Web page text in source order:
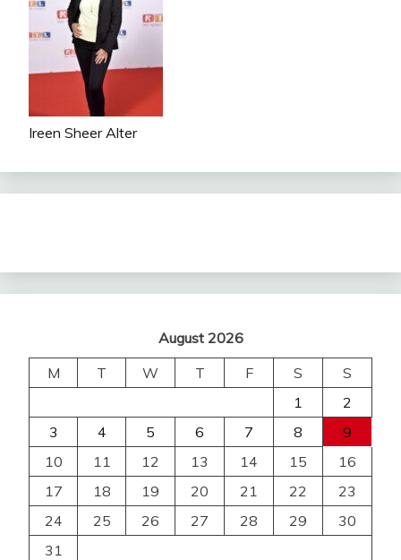
Ireen Sheer Alter
August 2026
M
T W T F S
S
1
2
3
4 5 6 7 8
9
10
11 12 13 14 15
16
17
18 19 20 21 22
23
24
25 26 27 28 29
30
31